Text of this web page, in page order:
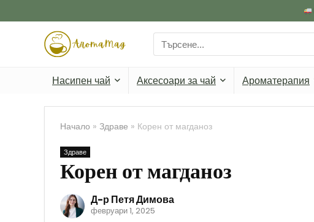
Search
for:
Насипен чай Аксесоари за чай Ароматерапия
Начало » Здраве » Корен от магданоз
Здраве
Корен от магданоз
Д-р Петя Димова
февруари 1, 2025